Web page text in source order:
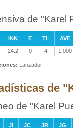
de "Karel
INN E TL AVE
24.2 0 4 1.000
Lanzador
de
de "Karel
JI JC JR JG